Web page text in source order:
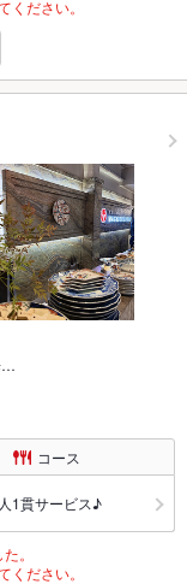
ださい。
…
コース
1貫サービス♪
。
ださい。